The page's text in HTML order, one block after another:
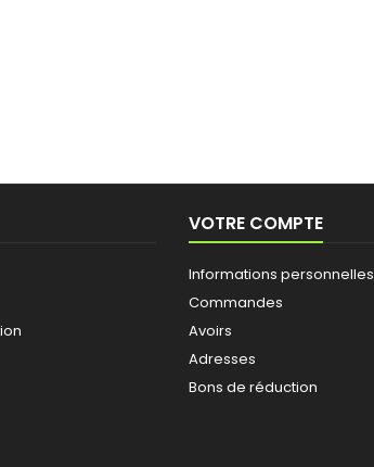
VOTRE COMPTE
Informations personnelles
Commandes
Avoirs
Adresses
Bons de réduction